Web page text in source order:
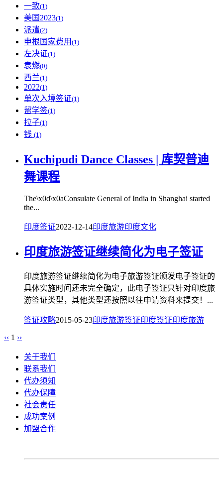
一致(1)
美国2023(1)
派遣(2)
申根国家费用 (1)
左决证(1)
袁燃(0)
西兰(1)
2022(1)
单次入境签证(1)
留学签(1)
拉子(1)
钱 (1)
Kuchipudi Dance Classes | 库契普迪
舞课程
The\x0d\x0aConsulate General of India in Shanghai started
the...
印度签证2022-12-14印度旅游印度文化
印度旅游签证继续简化为电子签证
印度旅游签证继续简化为电子旅游签证颁发电子签证的
具体实施时间还未完全确定，此电子签证只针对印度旅
游签证类型，其他类型还按照以往申请资料来提交！...
签证攻略2015-05-23印度旅游签证印度签证印度旅游
‹‹ 1 ››
关于我们
联系我们
代办须知
代办保障
社会责任
成功案例
加盟合作